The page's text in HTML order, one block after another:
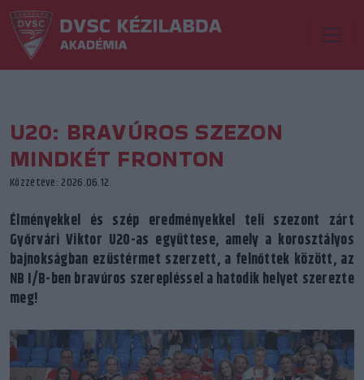
U20: BRAVÚROS SZEZON
MINDKÉT FRONTON
Közzétéve: 2026.06.12.
Élményekkel és szép eredményekkel teli szezont zárt
Győrvári Viktor U20-as együttese, amely a korosztályos
bajnokságban ezüstérmet szerzett, a felnőttek között, az
NB I/B-ben bravúros szerepléssel a hatodik helyet szerezte
meg!